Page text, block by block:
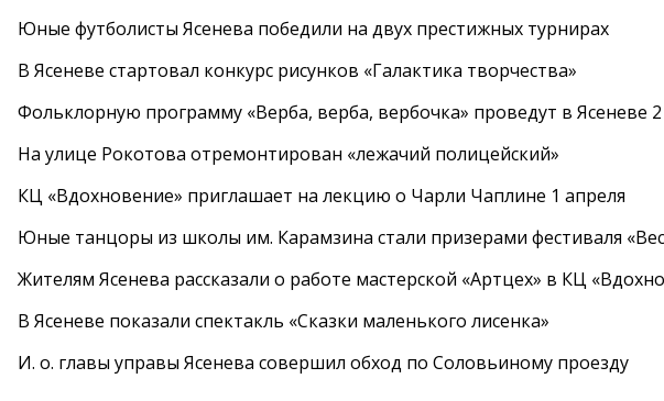
Юные футболисты Ясенева победили на двух престижных турнирах
В Ясеневе стартовал конкурс рисунков «Галактика творчества»
Фольклорную программу «Верба, верба, вербочка» проведут в Ясеневе 2
На улице Рокотова отремонтирован «лежачий полицейский»
КЦ «Вдохновение» приглашает на лекцию о Чарли Чаплине 1 апреля
Юные танцоры из школы им. Карамзина стали призерами фестиваля
Жителям Ясенева рассказали о работе мастерской «Артцех» в КЦ
В Ясеневе показали спектакль «Сказки маленького лисенка»
И. о. главы управы Ясенева совершил обход по Соловьиному проезду